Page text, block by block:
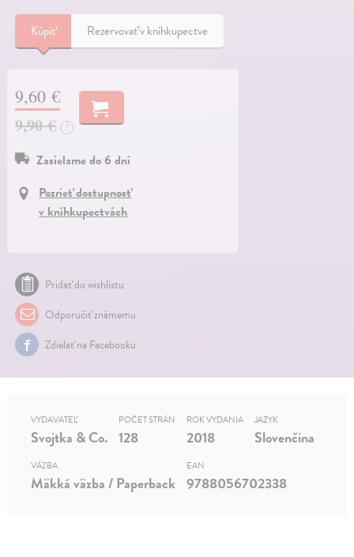
Kúpiť Rezervovať v kníhkupectve
9,60 €
9,90 €
?
Zasielame do 6 dní
Pozrieť dostupnosť
v kníhkupectvách
Pridať do wishlistu
Odporučiť známemu
Zdielať na Facebooku
VYDAVATEĽ
Svojtka & Co.
POČET STRÁN
128
ROK VYDANIA
2018
JAZYK
Slovenčina
VÄZBA
Mäkká väzba / Paperback
EAN
9788056702338